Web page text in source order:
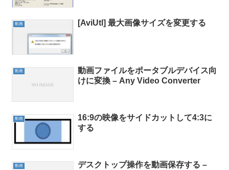
動画 [AviUtl] 最大画像サイズを変更する
動画
動画ファイルをポータブルデバイス向
けに変換 – Any Video Converter
動画
16:9の映像をサイドカットして4:3に
する
動画
デスクトップ操作を動画保存する –